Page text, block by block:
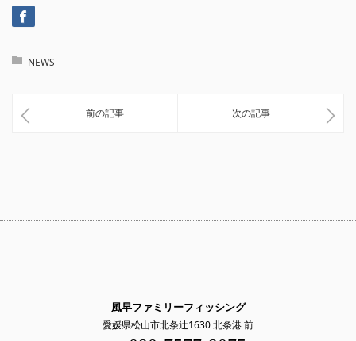
NEWS
前の記事 次の記事
風早ファミリーフィッシング
愛媛県松山市北条辻1630 北条港 前